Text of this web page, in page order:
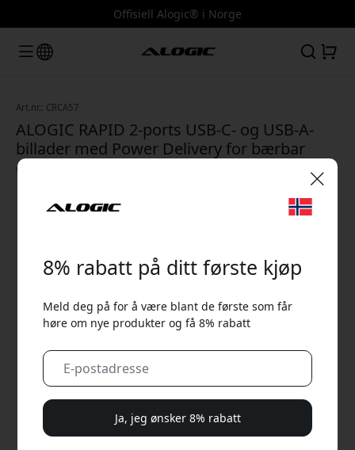
Offisiell Alogic® i Norge
Art.nr.: CRCA57
ALOGIC RAPID 2-ports USB-C- og USB-A-
billader med Power Delivery for bærbar
datamaskin og telefon, 57 W - Svart
8% rabatt på ditt første kjøp
Meld deg på for å være blant de første som får
høre om nye produkter og få 8% rabatt
Ja, jeg ønsker 8% rabatt
🎉 Din rabattkode: